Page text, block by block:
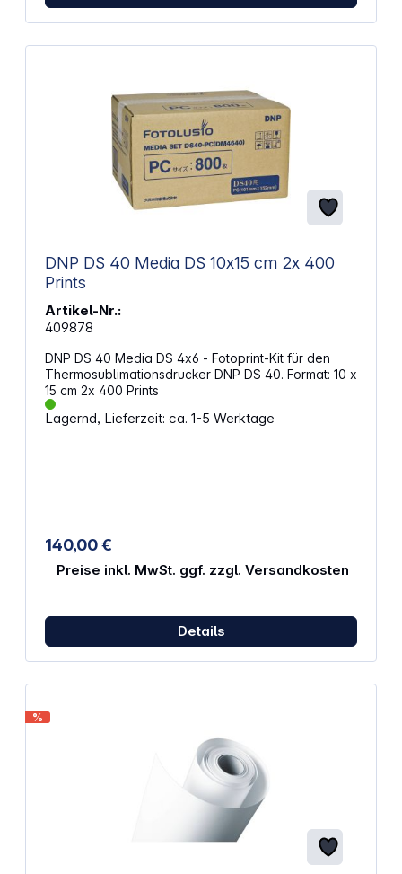
DNP DS 40 Media DS 10x15 cm 2x 400
Prints
Artikel-Nr.:
409878
DNP DS 40 Media DS 4x6 - Fotoprint-Kit für den
Thermosublimationsdrucker DNP DS 40. Format: 10 x
15 cm 2x 400 Prints
Lagernd, Lieferzeit: ca. 1-5 Werktage
140,00 €
Preise inkl. MwSt. ggf. zzgl. Versandkosten
Details
%